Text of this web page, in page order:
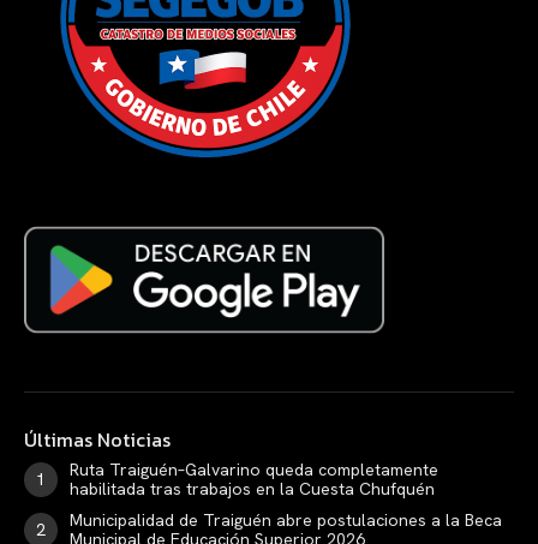
Últimas Noticias
Ruta Traiguén–Galvarino queda completamente
habilitada tras trabajos en la Cuesta Chufquén
Municipalidad de Traiguén abre postulaciones a la Beca
Municipal de Educación Superior 2026